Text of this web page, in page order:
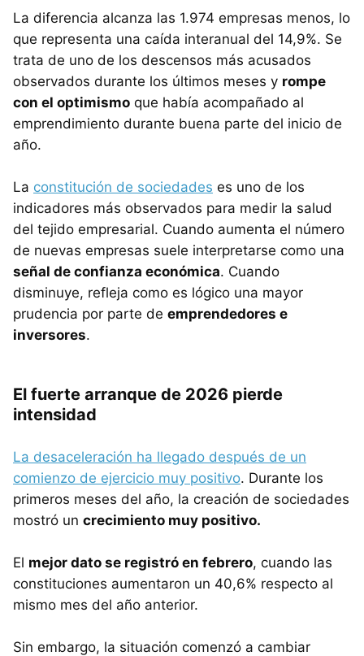
La diferencia alcanza las 1.974 empresas menos, lo
que representa una caída interanual del 14,9%. Se
trata de uno de los descensos más acusados
observados durante los últimos meses y rompe
con el optimismo que había acompañado al
emprendimiento durante buena parte del inicio de
año.
La constitución de sociedades es uno de los
indicadores más observados para medir la salud
del tejido empresarial. Cuando aumenta el número
de nuevas empresas suele interpretarse como una
señal de confianza económica. Cuando
disminuye, refleja como es lógico una mayor
prudencia por parte de emprendedores e
inversores.
El fuerte arranque de 2026 pierde
intensidad
La desaceleración ha llegado después de un
comienzo de ejercicio muy positivo. Durante los
primeros meses del año, la creación de sociedades
mostró un crecimiento muy positivo.
El mejor dato se registró en febrero, cuando las
constituciones aumentaron un 40,6% respecto al
mismo mes del año anterior.
Sin embargo, la situación comenzó a cambiar